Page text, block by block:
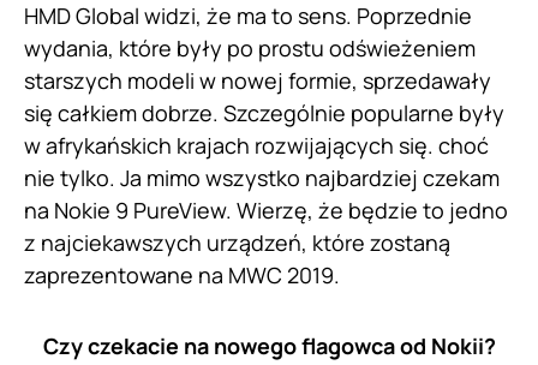
HMD Global widzi, że ma to sens. Poprzednie
wydania, które były po prostu odświeżeniem
starszych modeli w nowej formie, sprzedawały
się całkiem dobrze. Szczególnie popularne były
w afrykańskich krajach rozwijających się. choć
nie tylko. Ja mimo wszystko najbardziej czekam
na Nokie 9 PureView. Wierzę, że będzie to jedno
z najciekawszych urządzeń, które zostaną
zaprezentowane na MWC 2019.
Czy czekacie na nowego flagowca od Nokii?